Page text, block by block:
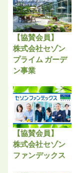
【協賛会員】
株式会社セゾン
プライム ガーデ
ン事業
【協賛会員】
株式会社セゾン
ファンデックス